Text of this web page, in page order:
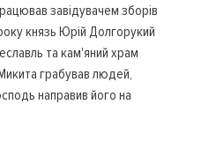
завідувачем зборів
князь Юрій Долгорукий
та кам'яний храм
грабував людей,
направив його на